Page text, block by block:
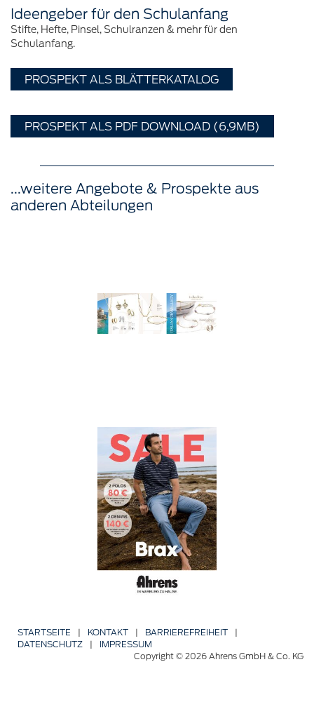
Ideengeber für den Schulanfang
Stifte, Hefte, Pinsel, Schulranzen & mehr für den
Schulanfang.
PROSPEKT ALS BLÄTTERKATALOG
PROSPEKT ALS PDF DOWNLOAD (6,9MB)
...weitere Angebote & Prospekte aus
anderen Abteilungen
STARTSEITE | KONTAKT | BARRIERE­FREIHEIT
|
DATENSCHUTZ
|
IMPRESSUM
Copyright © 2026 Ahrens GmbH & Co. KG